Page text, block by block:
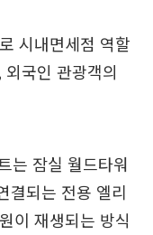
시내면세점 역할
외국인 관광객의
는 잠실 월드타워
결되는 전용 엘리
이 재생되는 방식